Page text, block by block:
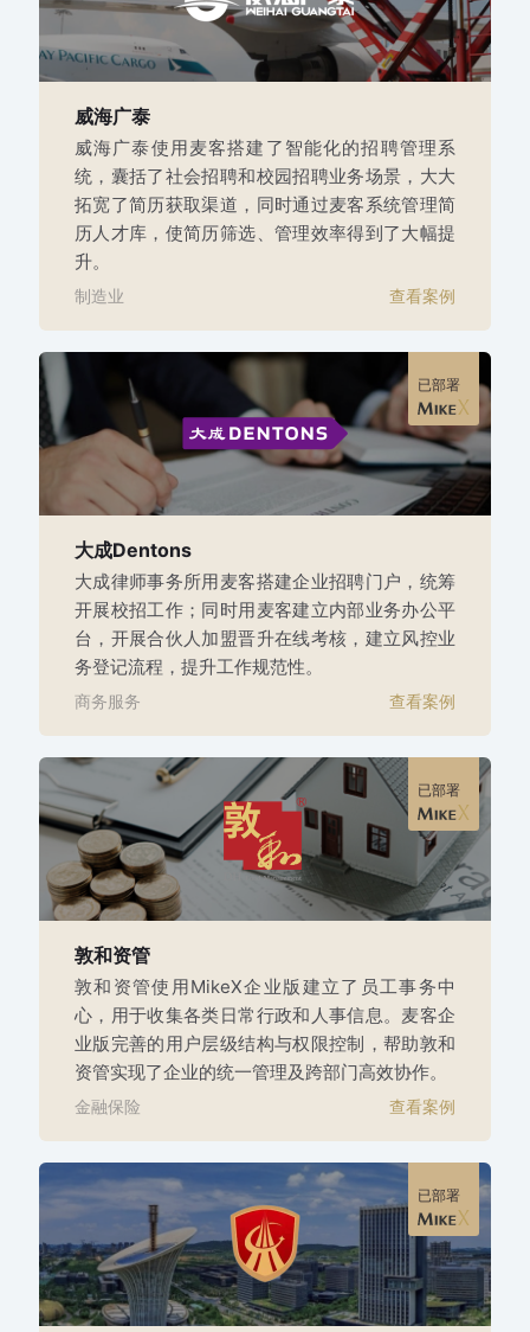
威海广泰
威海广泰使用麦客搭建了智能化的招聘管理系
统，囊括了社会招聘和校园招聘业务场景，大大
拓宽了简历获取渠道，同时通过麦客系统管理简
历人才库，使简历筛选、管理效率得到了大幅提
升。
制造业 查看案例
已部署
大成Dentons
大成律师事务所用麦客搭建企业招聘门户，统筹
开展校招工作；同时用麦客建立内部业务办公平
台，开展合伙人加盟晋升在线考核，建立风控业
务登记流程，提升工作规范性。
商务服务 查看案例
已部署
敦和资管
敦和资管使用MikeX企业版建立了员工事务中
心，用于收集各类日常行政和人事信息。麦客企
业版完善的用户层级结构与权限控制，帮助敦和
资管实现了企业的统一管理及跨部门高效协作。
金融保险 查看案例
已部署